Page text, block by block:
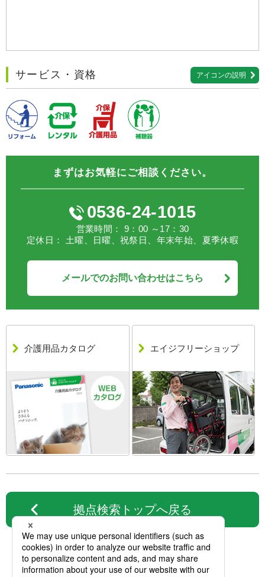
サービス・資格 アイコンの説明
まずはお気軽にご相談ください。
0536-24-1015
営業時間： 9：00 ～17：30
定休日： 土曜、日曜、祝祭日、年末年始、夏季休暇
メールでのお問い合わせはこちら
介護用品カタログ エイジフリーショップ
拠点検索トップへ戻る